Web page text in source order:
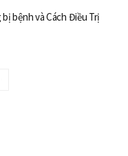
bệnh và Cách Điều Trị